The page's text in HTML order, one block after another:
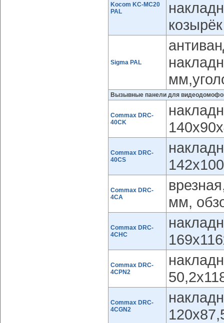
Kocom KC-MC20
PAL
козырёк
Sigma PAL
Вызывные панели для
Commax DRC-
40CK
Commax DRC-
40CS
Commax DRC-
4CA
мм,
Commax DRC-
4CHC
Commax DRC-
4CPN2
Commax DRC-
4CGN2